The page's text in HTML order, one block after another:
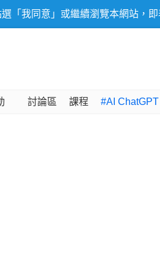
「我同意」或繼續瀏覽本網站，
討論區 課程 #AI ChatGPT